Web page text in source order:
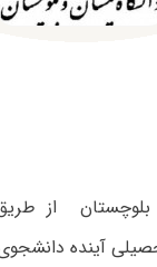
از طریق
آینده